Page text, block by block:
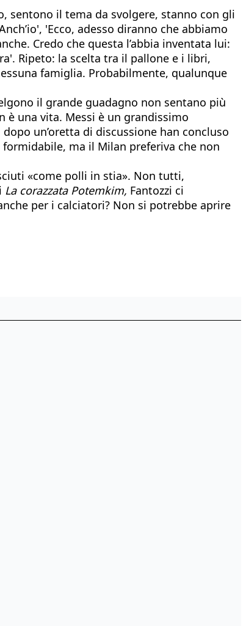
sentono il tema da svolgere, stanno con gli
'Ecco, adesso diranno che abbiamo
Credo che questa l’abbia inventata lui:
Ripeto: la scelta tra il pallone e i libri,
famiglia. Probabilmente, qualunque
il grande guadagno non sentano più
è una vita. Messi è un grandissimo
un’oretta di discussione han concluso
ma il Milan preferiva che non
«come polli in stia». Non tutti,
La corazzata Potemkim, Fantozzi ci
per i calciatori? Non si potrebbe aprire